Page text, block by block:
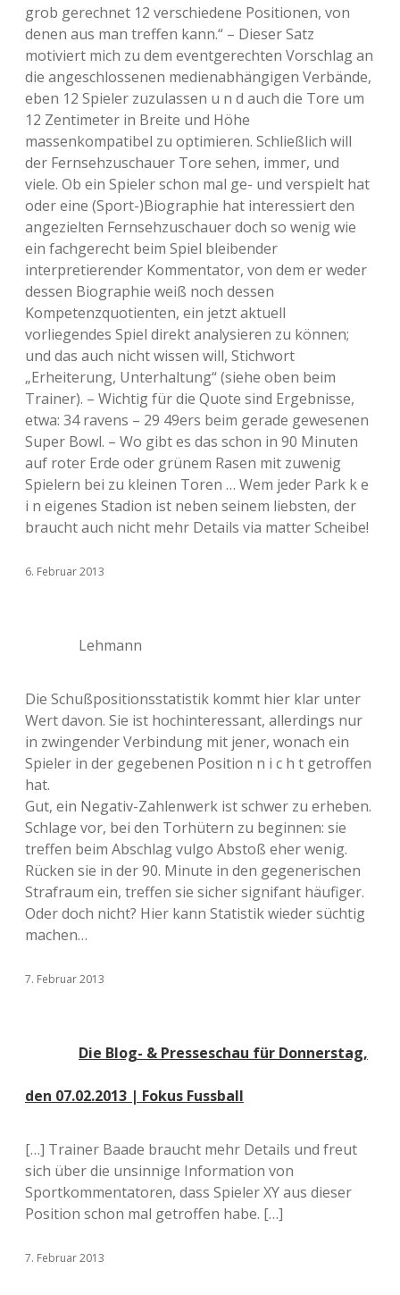
grob gerechnet 12 verschiedene Positionen, von
denen aus man treffen kann.“ – Dieser Satz
motiviert mich zu dem eventgerechten Vorschlag an
die angeschlossenen medienabhängigen Verbände,
eben 12 Spieler zuzulassen u n d auch die Tore um
12 Zentimeter in Breite und Höhe
massenkompatibel zu optimieren. Schließlich will
der Fernsehzuschauer Tore sehen, immer, und
viele. Ob ein Spieler schon mal ge- und verspielt hat
oder eine (Sport-)Biographie hat interessiert den
angezielten Fernsehzuschauer doch so wenig wie
ein fachgerecht beim Spiel bleibender
interpretierender Kommentator, von dem er weder
dessen Biographie weiß noch dessen
Kompetenzquotienten, ein jetzt aktuell
vorliegendes Spiel direkt analysieren zu können;
und das auch nicht wissen will, Stichwort
„Erheiterung, Unterhaltung“ (siehe oben beim
Trainer). – Wichtig für die Quote sind Ergebnisse,
etwa: 34 ravens – 29 49ers beim gerade gewesenen
Super Bowl. – Wo gibt es das schon in 90 Minuten
auf roter Erde oder grünem Rasen mit zuwenig
Spielern bei zu kleinen Toren … Wem jeder Park k e
i n eigenes Stadion ist neben seinem liebsten, der
braucht auch nicht mehr Details via matter Scheibe!
6. Februar 2013
Lehmann
Die Schußpositionsstatistik kommt hier klar unter
Wert davon. Sie ist hochinteressant, allerdings nur
in zwingender Verbindung mit jener, wonach ein
Spieler in der gegebenen Position n i c h t getroffen
hat.
Gut, ein Negativ-Zahlenwerk ist schwer zu erheben.
Schlage vor, bei den Torhütern zu beginnen: sie
treffen beim Abschlag vulgo Abstoß eher wenig.
Rücken sie in der 90. Minute in den gegenerischen
Strafraum ein, treffen sie sicher signifant häufiger.
Oder doch nicht? Hier kann Statistik wieder süchtig
machen…
7. Februar 2013
Die Blog- & Presseschau für Donnerstag,
den 07.02.2013 | Fokus Fussball
[…] Trainer Baade braucht mehr Details und freut
sich über die unsinnige Information von
Sportkommentatoren, dass Spieler XY aus dieser
Position schon mal getroffen habe. […]
7. Februar 2013